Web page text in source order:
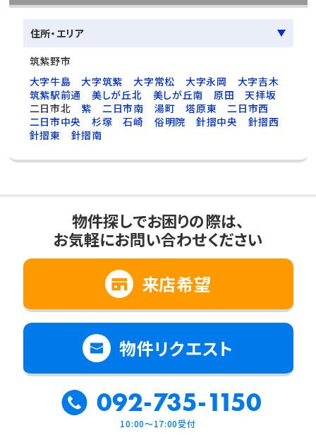
住所・エリア
筑紫野市
大字牛島
大字筑紫 大字常松 大字永岡
大字吉木
筑紫駅前通
美しが丘北 美しが丘南 原田
天拝坂
二日市北
紫 二日市南 湯町 塔原東
二日市西
二日市中央
杉塚 石崎 俗明院 針摺中央
針摺西
針摺東
針摺南
物件探しでお困りの際は、
お気軽にお問い合わせください
来店希望
物件リクエスト
092-735-1150
10:00～17:00受付